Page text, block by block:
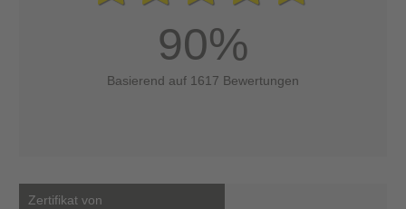
90%
Basierend auf 1617 Bewertungen
Zertifikat von